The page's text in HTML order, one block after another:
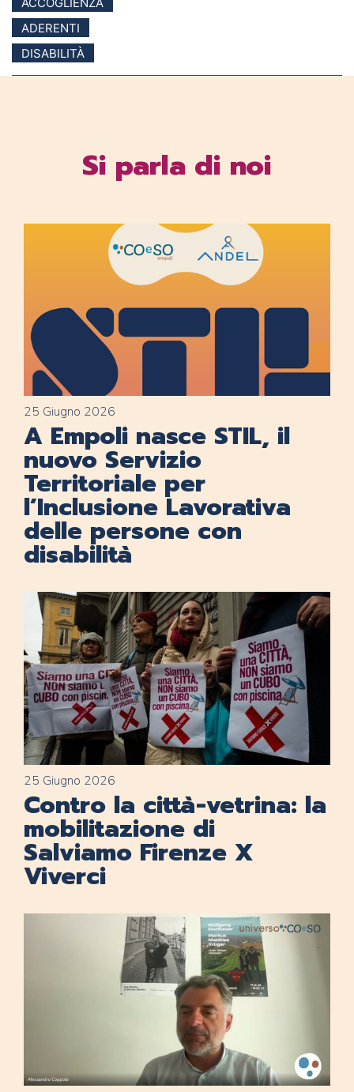
ADERENTI
DISABILITÀ
Si parla di noi
25 Giugno 2026
A Empoli nasce STIL, il
nuovo Servizio
Territoriale per
l’Inclusione Lavorativa
delle persone con
disabilità
25 Giugno 2026
Contro la città-vetrina: la
mobilitazione di
Salviamo Firenze X
Viverci